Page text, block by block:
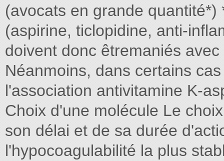
(avocats en grande
(aspirine, ticlopidine, anti-
doivent donc êtremaniés
Néanmoins, dans certains
l'association antivitamine K-
Choix d'une molécule Le
son délai et de sa durée
l'hypocoagulabilité la plus